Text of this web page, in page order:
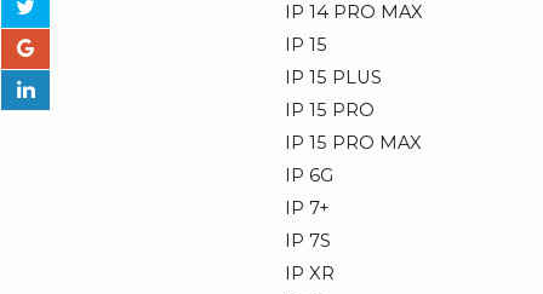
IP 14 PRO MAX
IP 15
IP 15 PLUS
IP 15 PRO
IP 15 PRO MAX
IP 6G
IP 7+
IP 7S
IP XR